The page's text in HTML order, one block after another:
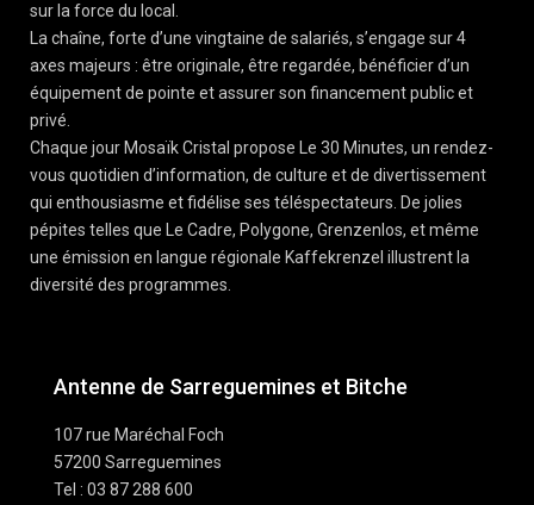
sur la force du local.
La chaîne, forte d’une vingtaine de salariés, s’engage sur 4
axes majeurs : être originale, être regardée, bénéficier d’un
équipement de pointe et assurer son financement public et
privé.
Chaque jour Mosaïk Cristal propose Le 30 Minutes, un rendez-
vous quotidien d’information, de culture et de divertissement
qui enthousiasme et fidélise ses téléspectateurs. De jolies
pépites telles que Le Cadre, Polygone, Grenzenlos, et même
une émission en langue régionale Kaffekrenzel illustrent la
diversité des programmes.
Antenne de Sarreguemines et Bitche
107 rue Maréchal Foch
57200 Sarreguemines
Tel : 03 87 288 600